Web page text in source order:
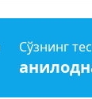
Сўзнинг